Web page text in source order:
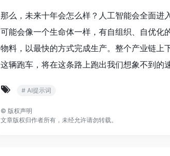
那么，未来十年会怎么样？人工智能会全面进
可能会像一个生命体一样，有自组织、自优化
物料，以最快的方式完成生产。整个产业链上
这辆跑车，将在这条路上跑出我们想象不到的速
# AI提示词
© 版权声明
文章版权归作者所有，未经允许请勿转载。